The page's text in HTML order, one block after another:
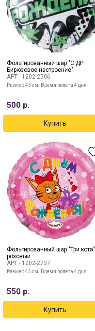
Фольгированный шар "С ДР
Бирюзовое настроение"
АРТ - 1202-2506
Размер 45 см. Время полета 4 дня
500 р.
Фольгированный шар "Три кота"
розовый
АРТ - 1202-2737
Размер 45 см. Время полета 4 дня
550 р.